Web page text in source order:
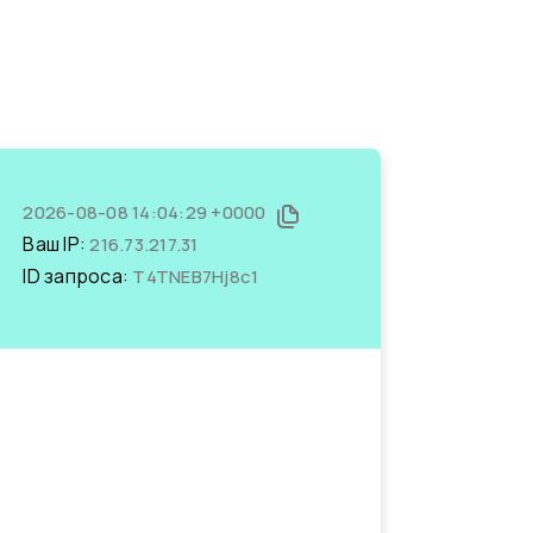
2026-08-08 14:04:29 +0000
Ваш IP:216.73.217.31
ID запроса: T4TNEB7Hj8c1